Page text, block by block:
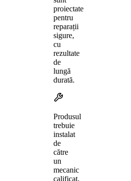
proiectate
pentru
reparații
sigure,
cu
rezultate
de
lungă
durată.
Produsul
trebuie
instalat
de
către
un
mecanic
calificat,